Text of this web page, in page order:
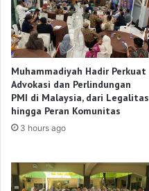
Muhammadiyah Hadir Perkuat
Advokasi dan Perlindungan
PMI di Malaysia, dari Legalitas
hingga Peran Komunitas
3 hours ago